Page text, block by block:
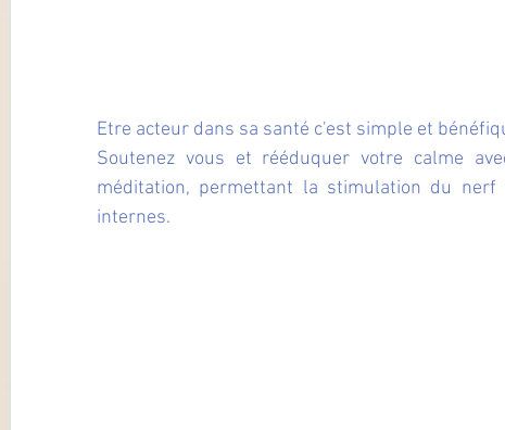
Etre acteur dans sa santé c'est simple et
Soutenez vous et rééduquer votre calme
méditation, permettant la stimulation du nerf
internes.